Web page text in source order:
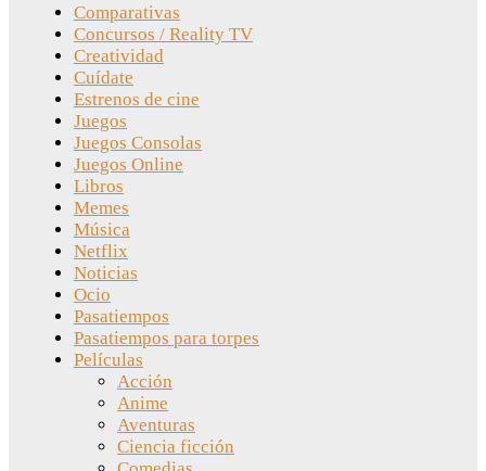
Comparativas
Concursos / Reality TV
Creatividad
Cuídate
Estrenos de cine
Juegos
Juegos Consolas
Juegos Online
Libros
Memes
Música
Netflix
Noticias
Ocio
Pasatiempos
Pasatiempos para torpes
Películas
Acción
Anime
Aventuras
Ciencia ficción